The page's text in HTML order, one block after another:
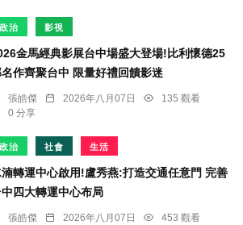
政治 影視
金馬經典影展台中場盛大登場!比利懷德25
作齊聚台中 限量好禮回饋影迷
張皓傑 2026年八月07日
135 觀看
0 分享
政治 社會 生活
轉運中心啟用!盧秀燕:打造交通任意門 完善
中四大轉運中心布局
張皓傑 2026年八月07日
453 觀看